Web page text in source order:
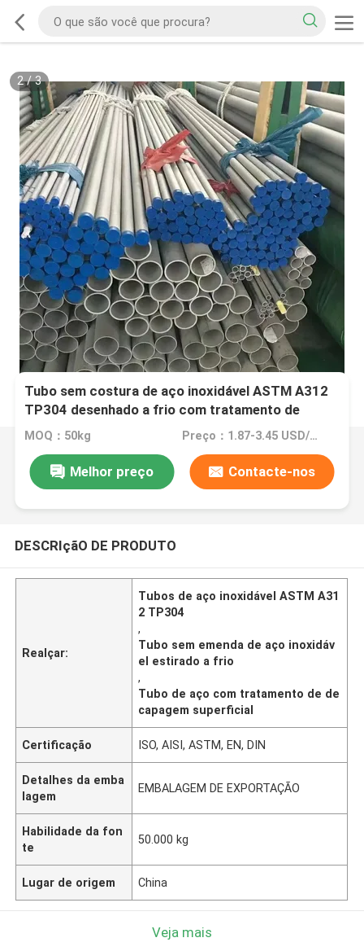
2/3
Tubo sem costura de aço inoxidável ASTM A312
TP304 desenhado a frio com tratamento de
superfície de decapagem OD 6-114mm
MOQ：50kg Preço：1.87-3.45 USD/KG
Melhor preço Contacte-nos
DESCRIçãO DE PRODUTO
Realçar:
Tubos de aço inoxidável ASTM A31
2 TP304
,
Tubo sem emenda de aço inoxidáv
el estirado a frio
,
Tubo de aço com tratamento de de
capagem superficial
Certificação ISO, AISI, ASTM, EN, DIN
Detalhes da emba
lagem
EMBALAGEM DE EXPORTAÇÃO
Habilidade da fon
te
50.000 kg
Lugar de origem China
Veja mais